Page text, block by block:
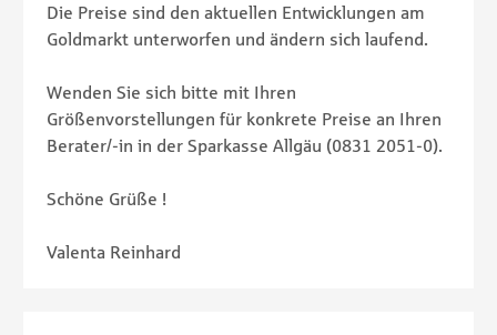
Die Preise sind den aktuellen Entwicklungen am
Goldmarkt unterworfen und ändern sich laufend.
Wenden Sie sich bitte mit Ihren
Größenvorstellungen für konkrete Preise an Ihren
Berater/-in in der Sparkasse Allgäu (0831 2051-0).
Schöne Grüße !
Valenta Reinhard